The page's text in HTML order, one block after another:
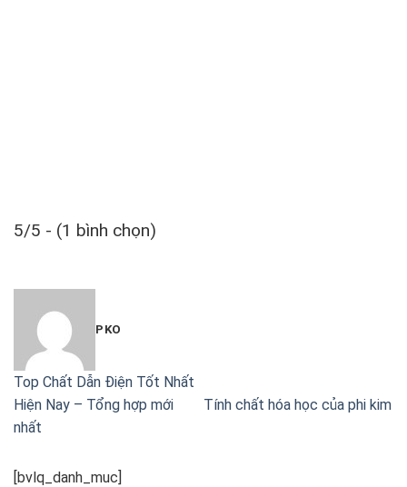
5/5 - (1 bình chọn)
PKO
Top Chất Dẫn Điện Tốt Nhất
Hiện Nay – Tổng hợp mới
nhất
Tính chất hóa học của phi kim
[bvlq_danh_muc]